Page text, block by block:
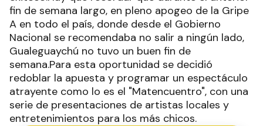
fin de semana largo, en pleno apogeo de la Gripe
A en todo el país, donde desde el Gobierno
Nacional se recomendaba no salir a ningún lado,
Gualeguaychú no tuvo un buen fin de
semana.Para esta oportunidad se decidió
redoblar la apuesta y programar un espectáculo
atrayente como lo es el "Matencuentro", con una
serie de presentaciones de artistas locales y
entretenimientos para los más chicos.